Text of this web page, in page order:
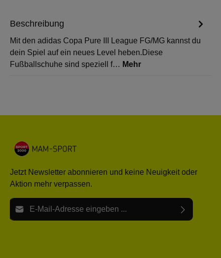
Beschreibung
Mit den adidas Copa Pure III League FG/MG kannst du
dein Spiel auf ein neues Level heben.Diese
Fußballschuhe sind speziell f… Mehr
Jetzt Newsletter abonnieren und keine Neuigkeit oder
Aktion mehr verpassen.
E-Mail-Adresse*